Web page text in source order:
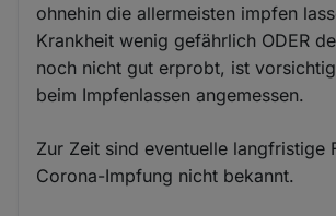
ohnehin die allermeisten impfen
Krankheit wenig gefährlich ODER
noch nicht gut erprobt, ist
beim Impfenlassen angemessen.
Zur Zeit sind eventuelle langfristige
Corona-Impfung nicht bekannt.